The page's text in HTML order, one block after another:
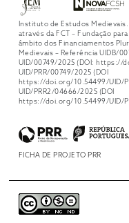
Instituto de Estudos
através da FCT – Fundação
âmbito dos Financiamentos
Medievais – Referência UIDB/
UID/00749/2025 (DOI: https://
UID/PRR/00749/2025 (DOI
https://doi.org/10.54499/UID/
UID/PRR2/04666/2025 (DOI
https://doi.org/10.54499/UID/
FICHA DE PROJETO PRR